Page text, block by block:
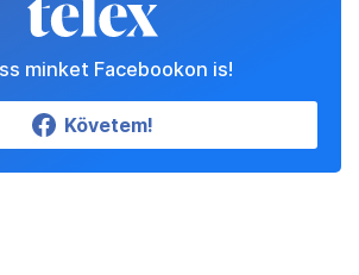
minket Facebookon is!
Követem!